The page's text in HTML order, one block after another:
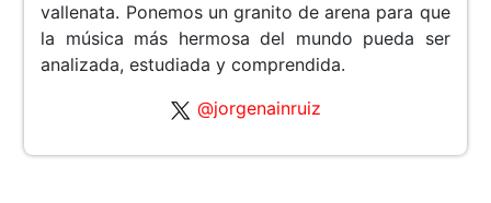
vallenata. Ponemos un granito de arena para que
la música más hermosa del mundo pueda ser
analizada, estudiada y comprendida.
@jorgenainruiz